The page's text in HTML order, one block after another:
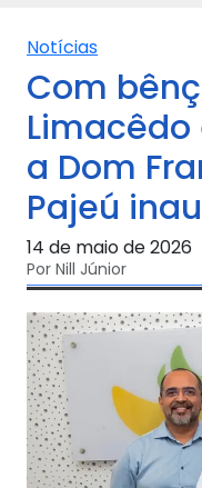
Notícias
Com
a Dom
Pajeú
14 de maio de 2026
Por Nill Júnior